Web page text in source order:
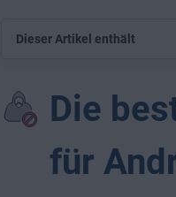
Dieser Artikel enthält
Die
für